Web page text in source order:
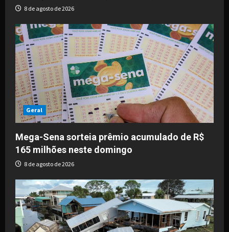
8 de agosto de 2026
Geral
Mega-Sena sorteia prêmio acumulado de R$
165 milhões neste domingo
8 de agosto de 2026